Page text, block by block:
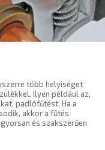
több helyiséget
Ilyen például az,
padlófűtést. Ha a
akkor a fűtés
és szakszerűen